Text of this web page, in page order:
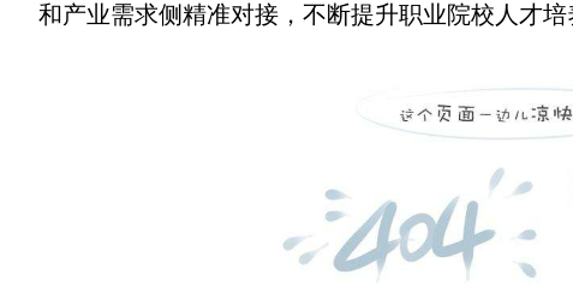
和产业需求侧精准对接，不断提升职业院校人才培